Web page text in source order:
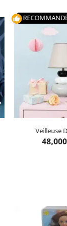
thumb_up
Veilleuse
Couleur
2articles